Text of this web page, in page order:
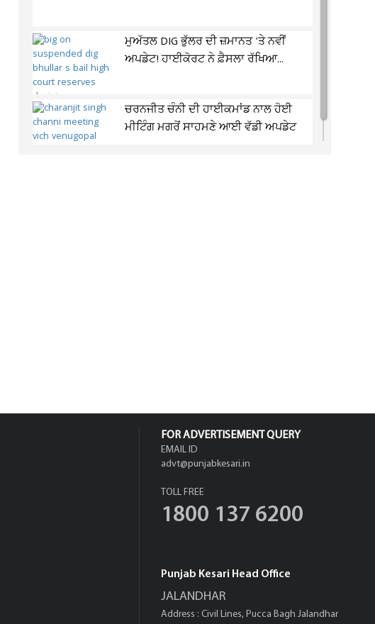
ਮੁਅੱਤਲ DIG ਭੁੱਲਰ ਦੀ ਜ਼ਮਾਨਤ 'ਤੇ ਨਵੀਂ
ਅਪਡੇਟ! ਹਾਈਕੋਰਟ ਨੇ ਫ਼ੈਸਲਾ ਰੱਖਿਆ...
ਚਰਨਜੀਤ ਚੰਨੀ ਦੀ ਹਾਈਕਮਾਂਡ ਨਾਲ ਹੋਈ
ਮੀਟਿੰਗ ਮਗਰੋਂ ਸਾਹਮਣੇ ਆਈ ਵੱਡੀ ਅਪਡੇਟ
FOR ADVERTISEMENT QUERY
EMAIL ID
advt@punjabkesari.in
TOLL FREE
1800 137 6200
Punjab Kesari Head Office
JALANDHAR
Address : Civil Lines, Pucca Bagh Jalandhar